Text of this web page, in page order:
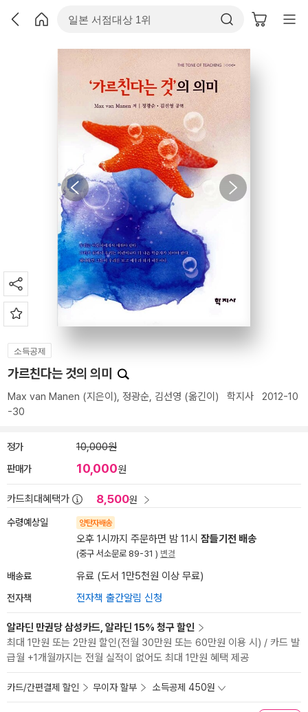
소득공제
가르친다는 것의 의미
Max van Manen (지은이), 정광순, 김선영 (옮긴이) 학지사 2012-10
-30
정가 10,000원
판매가 10,000원
카드최대혜택가 8,500원
수령예상일 양탄자배송
오후 1시까지 주문하면 밤 11시 잠들기전 배송
(중구 서소문로 89-31 ) 변경
배송료 유료 (도서 1만5천원 이상 무료)
전자책 전자책 출간알림 신청
알라딘 만권당 삼성카드, 알라딘 15% 청구 할인
최대 1만원 또는 2만원 할인(전월 30만원 또는 60만원 이용 시) / 카드 발
급월 +1개월까지는 전월 실적이 없어도 최대 1만원 혜택 제공
카드/간편결제 할인 무이자 할부 소득공제 450원